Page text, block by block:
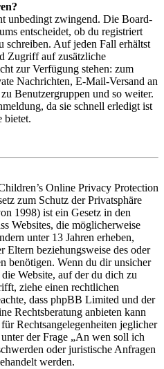
unbedingt zwingend. Die Board-
entscheidet, ob du registriert
schreiben. Auf jeden Fall erhältst
Zugriff auf zusätzliche
zur Verfügung stehen: zum
Nachrichten, E-Mail-Versand an
Benutzergruppen und so weiter.
da sie schnell erledigt ist
bietet.
Online Privacy Protection
zum Schutz der Privatsphäre
1998) ist ein Gesetz in den
Websites, die möglicherweise
unter 13 Jahren erheben,
Eltern beziehungsweise des oder
benötigen. Wenn du dir unsicher
Website, auf der du dich zu
ziehe einen rechtlichen
dass phpBB Limited und der
Rechtsberatung anbieten kann
Rechtsangelegenheiten jeglicher
der Frage „An wen soll ich
oder juristische Anfragen
werden.